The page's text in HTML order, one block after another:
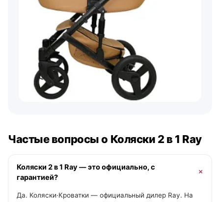
Частые вопросы о Коляски 2 в 1 Ray
Коляски 2 в 1 Ray — это официально, с
гарантией?
Да. Коляски·Кроватки — официальный дилер Ray. На